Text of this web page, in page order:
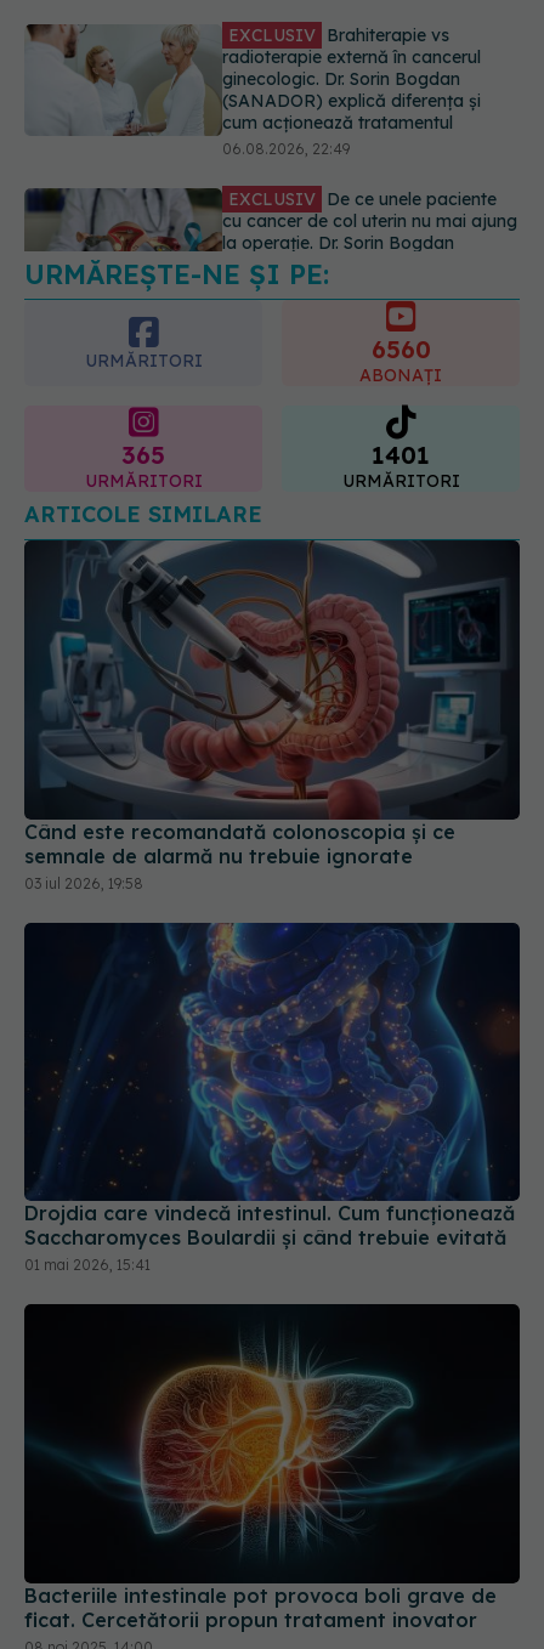
EXCLUSIV De ce unele paciente
cu cancer de col uterin nu mai ajung
la operație. Dr. Sorin Bogdan
(SANADOR): Intervenția
chirurgicală, doar în situații
06.08.2026, 20:45
EXCLUSIV Ce grăbește apariția
ridurilor. Nu este doar vârsta. Ce
spun dermatologii
URMĂREȘTE-NE ȘI PE:
URMĂRITORI 6560
ABONAȚI
365
URMĂRITORI
1401
URMĂRITORI
ARTICOLE SIMILARE
Când este recomandată colonoscopia și ce
semnale de alarmă nu trebuie ignorate
03 iul 2026, 19:58
Drojdia care vindecă intestinul. Cum funcționează
Saccharomyces Boulardii și când trebuie evitată
01 mai 2026, 15:41
Bacteriile intestinale pot provoca boli grave de
ficat. Cercetătorii propun tratament inovator
08 noi 2025, 14:00